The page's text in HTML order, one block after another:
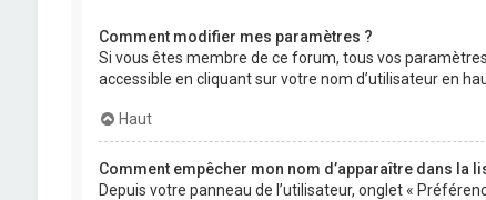
Comment modifier mes paramètres ?
Si vous êtes membre de ce forum, tous vos
accessible en cliquant sur votre nom d’utilisateur en
Haut
Comment empêcher mon nom d’apparaître dans la
Depuis votre panneau de l’utilisateur, onglet «